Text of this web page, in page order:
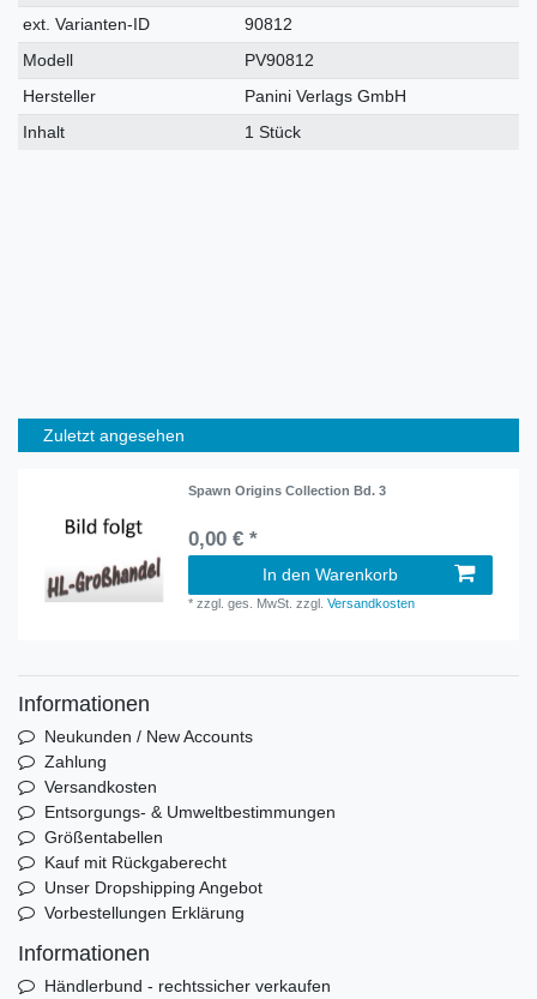
Merkmal
ext. Varianten-ID
90812
Modell
PV90812
Hersteller
Panini Verlags GmbH
Inhalt
1 Stück
Zuletzt angesehen
Spawn Origins Collection Bd. 3
0,00 € *
In den Warenkorb
*zzgl. ges. MwSt. zzgl.Versandkosten
Informationen
Neukunden / New Accounts
Zahlung
Versandkosten
Entsorgungs- & Umweltbestimmungen
Größentabellen
Kauf mit Rückgaberecht
Unser Dropshipping Angebot
Vorbestellungen Erklärung
Informationen
Händlerbund - rechtssicher verkaufen